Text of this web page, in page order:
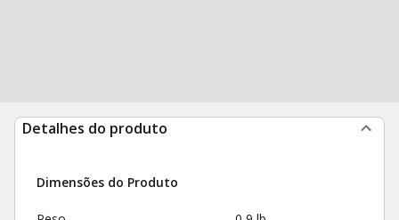
Detalhes do produto
Dimensões do Produto